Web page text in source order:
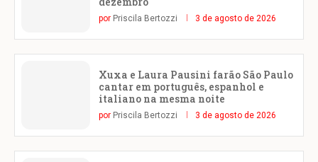
por Priscila Bertozzi 3 de agosto de 2026
Xuxa e Laura Pausini farão São Paulo
cantar em português, espanhol e
italiano na mesma noite
por Priscila Bertozzi 3 de agosto de 2026